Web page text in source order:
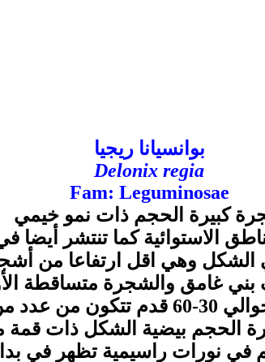
بوانسيانا ريجيا
Delonix regia
Fam: Leguminosae
كبيرة الحجم ذات نمو خيمي
الاستوائية كما تنتشر أيضا
وهي اقل ارتفاعا من
بني غامق والشجرة متساقطة
زوج تقريبا.
الحجم بيضية الشكل ذات قمة
في نورات راسيمية تظهر في